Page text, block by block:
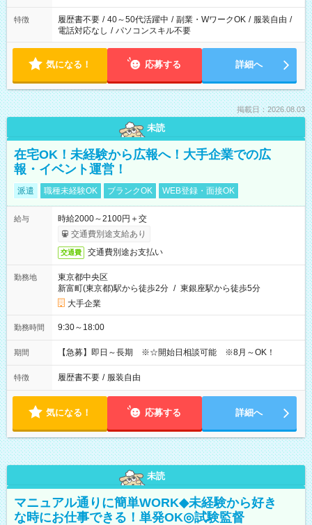
特徴 履歴書不要 / 40～50代活躍中 / 副業・WワークOK / 服装自由 /
電話対応なし / パソコンスキル不要
気になる！ 応募する 詳細へ
掲載日：2026.08.03
未読
在宅OK！未経験から広報へ！大手企業での広
報・イベント運営！
派遣 職種未経験OK ブランクOK WEB登録・面接OK
給与
時給2000～2100円＋交
交通費別途支給あり
交通費 交通費別途お支払い
勤務地
東京都中央区
新富町(東京都)駅から徒歩2分 / 東銀座駅から徒歩5分
大手企業
勤務時間 9:30～18:00
期間 【急募】即日～長期 ※☆開始日相談可能 ※8月～OK！
特徴 履歴書不要 / 服装自由
気になる！ 応募する 詳細へ
未読
マニュアル通りに簡単WORK◆未経験から好き
な時にお仕事できる！単発OK◎試験監督